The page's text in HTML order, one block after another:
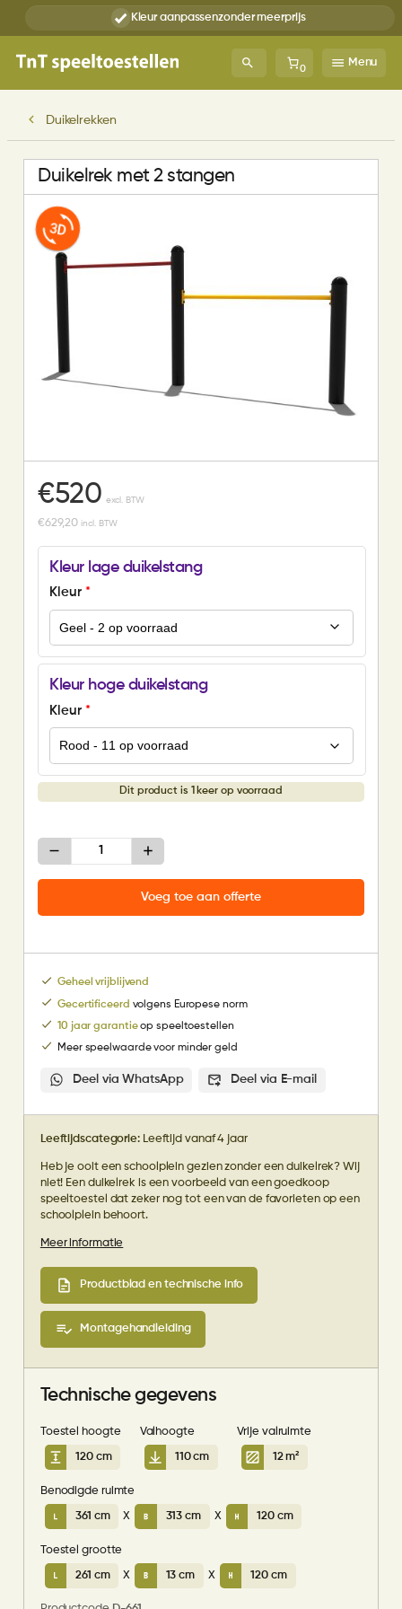
Kleur aanpassenzonder meerprijs
0
Menu
Duikelrekken
Duikelrek met 2 stangen
€520 excl. BTW
€629,20 incl. BTW
Kleur lage duikelstang
Kleur *
Kleur hoge duikelstang
Kleur *
Dit product is 1 keer op voorraad
Duikelrek
Voeg toe aan offerte
Geheel vrijblijvend
Gecertificeerd volgens Europese norm
10 jaar garantieop speeltoestellen
Meer speelwaarde voor minder geld
Deel via WhatsApp Deel via E-mail
Leeftijdscategorie:Leeftijd vanaf 4 jaar
Heb je ooit een schoolplein gezien zonder een duikelrek? Wij
niet! Een duikelrek is een voorbeeld van een goedkoop
speeltoestel dat zeker nog tot een van de favorieten op een
schoolplein behoort.
Meer informatie
Productblad en technische info
Montagehandleiding
Technische gegevens
Toestel hoogte
120 cm
Valhoogte
110 cm
Vrije valruimte
12 m²
Benodigde ruimte
361 cm X 313 cm X 120 cm
Toestel grootte
261 cm X 13 cm X 120 cm